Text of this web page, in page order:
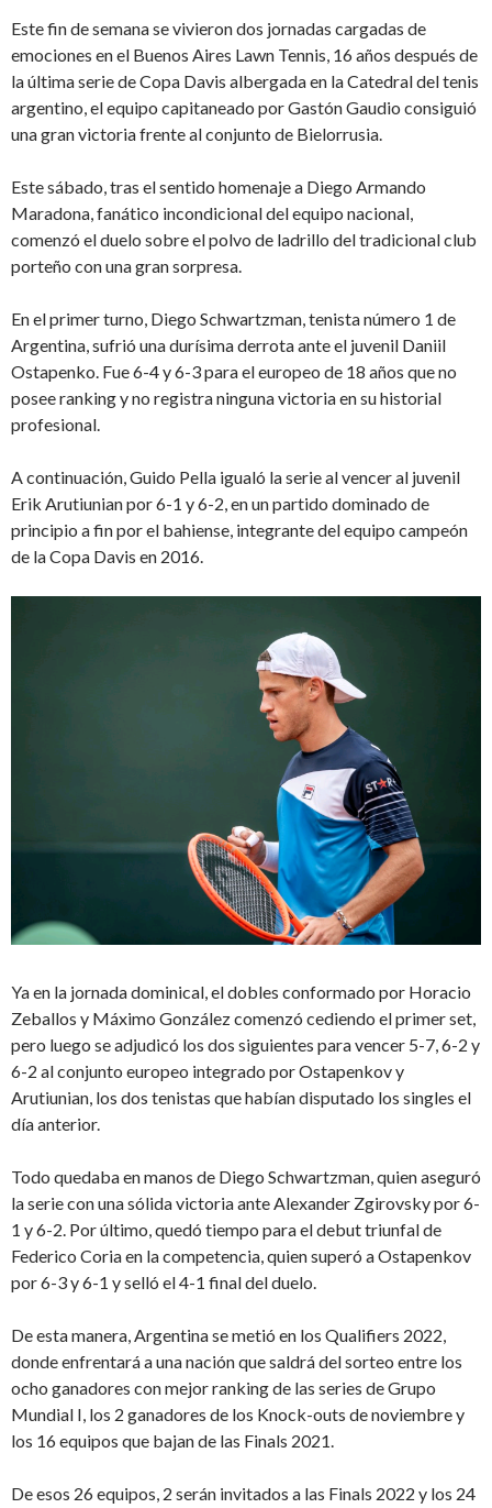
Este fin de semana se vivieron dos jornadas cargadas de
emociones en el Buenos Aires Lawn Tennis, 16 años después de
la última serie de Copa Davis albergada en la Catedral del tenis
argentino, el equipo capitaneado por Gastón Gaudio consiguió
una gran victoria frente al conjunto de Bielorrusia.
Este sábado, tras el sentido homenaje a Diego Armando
Maradona, fanático incondicional del equipo nacional,
comenzó el duelo sobre el polvo de ladrillo del tradicional club
porteño con una gran sorpresa.
En el primer turno, Diego Schwartzman, tenista número 1 de
Argentina, sufrió una durísima derrota ante el juvenil Daniil
Ostapenko. Fue 6-4 y 6-3 para el europeo de 18 años que no
posee ranking y no registra ninguna victoria en su historial
profesional.
A continuación, Guido Pella igualó la serie al vencer al juvenil
Erik Arutiunian por 6-1 y 6-2, en un partido dominado de
principio a fin por el bahiense, integrante del equipo campeón
de la Copa Davis en 2016.
Ya en la jornada dominical, el dobles conformado por Horacio
Zeballos y Máximo González comenzó cediendo el primer set,
pero luego se adjudicó los dos siguientes para vencer 5-7, 6-2 y
6-2 al conjunto europeo integrado por Ostapenkov y
Arutiunian, los dos tenistas que habían disputado los singles el
día anterior.
Todo quedaba en manos de Diego Schwartzman, quien aseguró
la serie con una sólida victoria ante Alexander Zgirovsky por 6-
1 y 6-2. Por último, quedó tiempo para el debut triunfal de
Federico Coria en la competencia, quien superó a Ostapenkov
por 6-3 y 6-1 y selló el 4-1 final del duelo.
De esta manera, Argentina se metió en los Qualifiers 2022,
donde enfrentará a una nación que saldrá del sorteo entre los
ocho ganadores con mejor ranking de las series de Grupo
Mundial I, los 2 ganadores de los Knock-outs de noviembre y
los 16 equipos que bajan de las Finals 2021.
De esos 26 equipos, 2 serán invitados a las Finals 2022 y los 24